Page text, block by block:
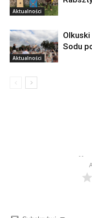
Aktualności
Aktualności
Sodu